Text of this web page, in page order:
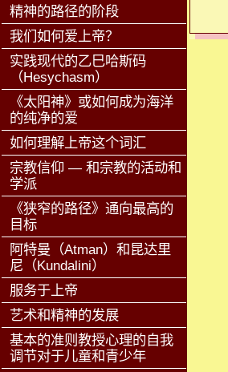
精神的路径的阶段
我们如何爱上帝？
实践现代的乙巳哈斯码
（Hesychasm）
《太阳神》或如何成为海洋
的纯净的爱
如何理解上帝这个词汇
宗教信仰 — 和宗教的活动和
学派
《狭窄的路径》通向最高的
目标
阿特曼（Atman）和昆达里
尼（Kundalini）
服务于上帝
艺术和精神的发展
基本的准则教授心理的自我
调节对于儿童和青少年